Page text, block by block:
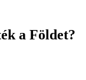
a Földet?